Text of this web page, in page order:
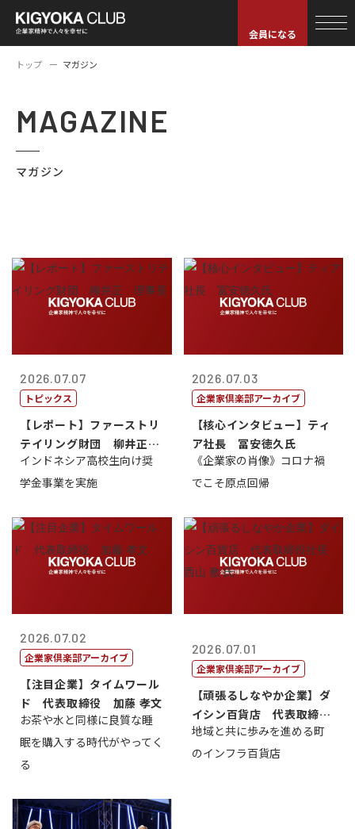
会員になる
トップ マガジン
MAGAZINE
マガジン
2026.07.07
トピックス
【レポート】ファーストリ
テイリング財団 柳井正
理事長
インドネシア高校生向け奨
学金事業を実施
2026.07.03
企業家倶楽部アーカイブ
【核心インタビュー】ティ
ア社長 冨安徳久氏
《企業家の肖像》コロナ禍
でこそ原点回帰
2026.07.02
企業家倶楽部アーカイブ
【注目企業】タイムワール
ド 代表取締役 加藤 孝文
お茶や水と同様に良質な睡
眠を購入する時代がやってく
る
2026.07.01
企業家倶楽部アーカイブ
【頑張るしなやか企業】ダ
イシン百貨店 代表取締役
社長 西山 ...
地域と共に歩みを進める町
のインフラ百貨店